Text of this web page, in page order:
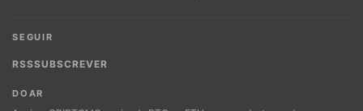
SEGUIR
RSSSUBSCREVER
DOAR